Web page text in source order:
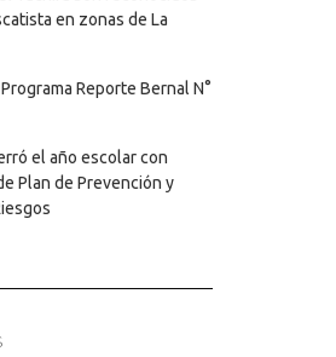
en zonas de La
Reporte Bernal N°
el año escolar con
Plan de Prevención y